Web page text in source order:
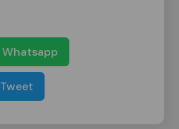
Whatsapp
Tweet